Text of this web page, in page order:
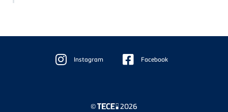
Instagram Facebook
© 2026